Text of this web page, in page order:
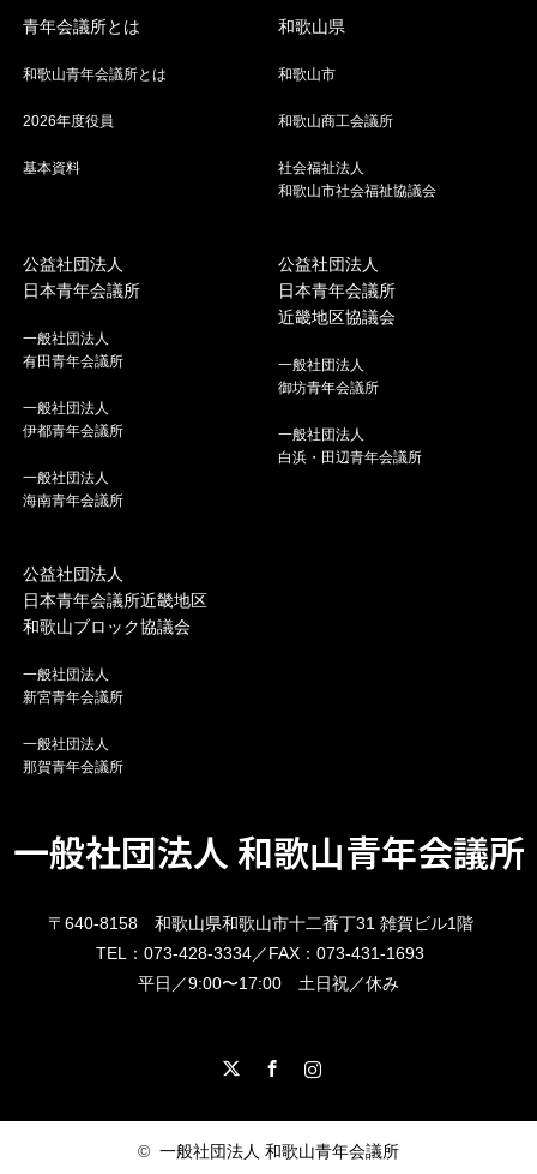
青年会議所とは
和歌山青年会議所とは
2026年度役員
基本資料
和歌山県
和歌山市
和歌山商工会議所
社会福祉法人
和歌山市社会福祉協議会
公益社団法人
日本青年会議所
一般社団法人
有田青年会議所
一般社団法人
伊都青年会議所
一般社団法人
海南青年会議所
公益社団法人
日本青年会議所
近畿地区協議会
一般社団法人
御坊青年会議所
一般社団法人
白浜・田辺青年会議所
公益社団法人
日本青年会議所近畿地区
和歌山ブロック協議会
一般社団法人
新宮青年会議所
一般社団法人
那賀青年会議所
一般社団法人 和歌山青年会議所
〒640-8158 和歌山県和歌山市十二番丁31 雑賀ビル1階
TEL：073-428-3334／FAX：073-431-1693
平日／9:00〜17:00 土日祝／休み
Instagram
© 一般社団法人 和歌山青年会議所